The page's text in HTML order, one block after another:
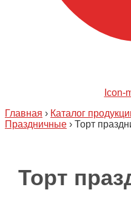
Icon-
Главная › Каталог
Праздничные › Торт
Торт